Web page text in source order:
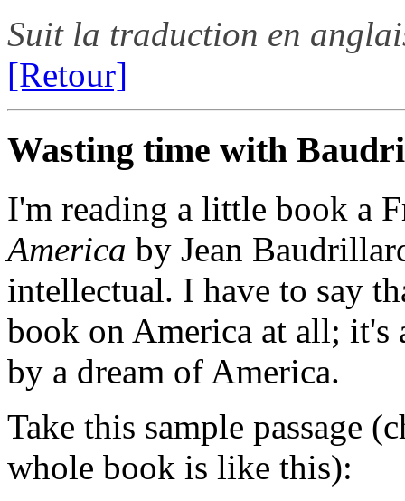
Suit la traduction en
[Retour]
Wasting time with
I'm reading a little book a
America by Jean
intellectual. I have to say
book on America at all; it's
by a dream of America.
Take this sample passage
whole book is like this):